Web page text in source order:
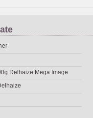
Delhaize Mega Image